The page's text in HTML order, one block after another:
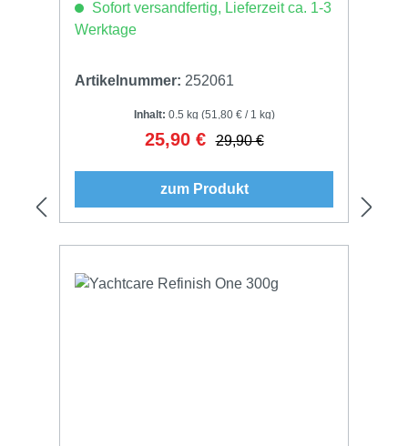
Sofort versandfertig, Lieferzeit ca. 1-3
Werktage
Artikelnummer: 252061
Inhalt: 0.5 kg (51,80 € / 1 kg)
Verkaufspreis:
25,90 € Regulärer Preis:
29,90 €
zum Produkt